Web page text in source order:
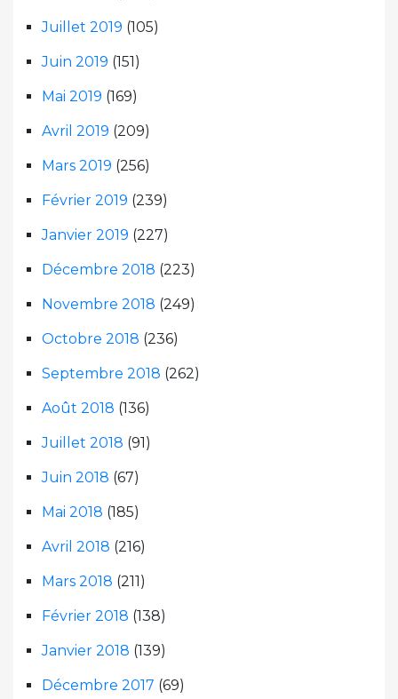
Juillet 2019 (105)
Juin 2019 (151)
Mai 2019 (169)
Avril 2019 (209)
Mars 2019 (256)
Février 2019 (239)
Janvier 2019 (227)
Décembre 2018 (223)
Novembre 2018 (249)
Octobre 2018 (236)
Septembre 2018 (262)
Août 2018 (136)
Juillet 2018 (91)
Juin 2018 (67)
Mai 2018 (185)
Avril 2018 (216)
Mars 2018 (211)
Février 2018 (138)
Janvier 2018 (139)
Décembre 2017 (69)